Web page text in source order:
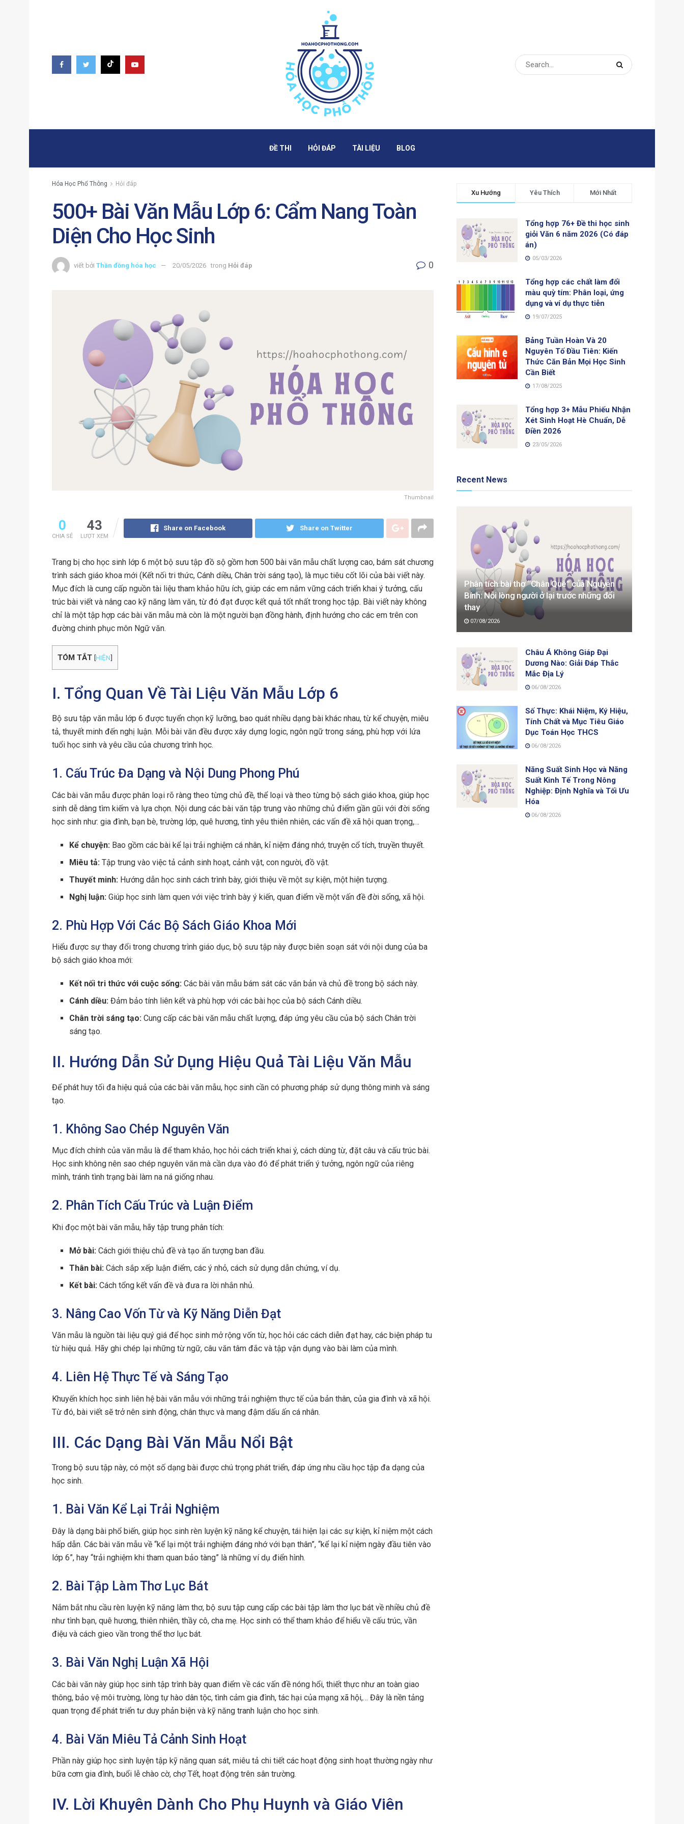
ĐỀ THI HỎI ĐÁP TÀI LIỆU BLOG
Hóa Học Phổ Thông Hỏi đáp
500+ Bài Văn Mẫu Lớp 6: Cẩm Nang Toàn
Diện Cho Học Sinh
viết bởi Thần đồng hóa học 20/05/2026 trong Hỏi đáp 0
Thumbnail
0
CHIA SẺ
43
LƯỢT XEM
Share on Facebook Share on Twitter
Trang bị cho học sinh lớp 6 một bộ sưu tập đồ sộ gồm hơn 500 bài văn mẫu chất lượng cao, bám sát chương
trình sách giáo khoa mới (Kết nối tri thức, Cánh diều, Chân trời sáng tạo), là mục tiêu cốt lõi của bài viết này.
Mục đích là cung cấp nguồn tài liệu tham khảo hữu ích, giúp các em nắm vững cách triển khai ý tưởng, cấu
trúc bài viết và nâng cao kỹ năng làm văn, từ đó đạt được kết quả tốt nhất trong học tập. Bài viết này không
chỉ là một tập hợp các bài văn mẫu mà còn là một người bạn đồng hành, định hướng cho các em trên con
đường chinh phục môn Ngữ văn.
TÓM TẮT [HIỆN]
I. Tổng Quan Về Tài Liệu Văn Mẫu Lớp 6
Bộ sưu tập văn mẫu lớp 6 được tuyển chọn kỹ lưỡng, bao quát nhiều dạng bài khác nhau, từ kể chuyện, miêu
tả, thuyết minh đến nghị luận. Mỗi bài văn đều được xây dựng logic, ngôn ngữ trong sáng, phù hợp với lứa
tuổi học sinh và yêu cầu của chương trình học.
1. Cấu Trúc Đa Dạng và Nội Dung Phong Phú
Các bài văn mẫu được phân loại rõ ràng theo từng chủ đề, thể loại và theo từng bộ sách giáo khoa, giúp học
sinh dễ dàng tìm kiếm và lựa chọn. Nội dung các bài văn tập trung vào những chủ điểm gần gũi với đời sống
học sinh như: gia đình, bạn bè, trường lớp, quê hương, tình yêu thiên nhiên, các vấn đề xã hội quan trọng,…
Kể chuyện: Bao gồm các bài kể lại trải nghiệm cá nhân, kỉ niệm đáng nhớ, truyện cổ tích, truyền thuyết.
Miêu tả: Tập trung vào việc tả cảnh sinh hoạt, cảnh vật, con người, đồ vật.
Thuyết minh: Hướng dẫn học sinh cách trình bày, giới thiệu về một sự kiện, một hiện tượng.
Nghị luận: Giúp học sinh làm quen với việc trình bày ý kiến, quan điểm về một vấn đề đời sống, xã hội.
2. Phù Hợp Với Các Bộ Sách Giáo Khoa Mới
Hiểu được sự thay đổi trong chương trình giáo dục, bộ sưu tập này được biên soạn sát với nội dung của ba
bộ sách giáo khoa mới:
Kết nối tri thức với cuộc sống: Các bài văn mẫu bám sát các văn bản và chủ đề trong bộ sách này.
Cánh diều: Đảm bảo tính liên kết và phù hợp với các bài học của bộ sách Cánh diều.
Chân trời sáng tạo: Cung cấp các bài văn mẫu chất lượng, đáp ứng yêu cầu của bộ sách Chân trời
sáng tạo.
II. Hướng Dẫn Sử Dụng Hiệu Quả Tài Liệu Văn Mẫu
Để phát huy tối đa hiệu quả của các bài văn mẫu, học sinh cần có phương pháp sử dụng thông minh và sáng
tạo.
1. Không Sao Chép Nguyên Văn
Mục đích chính của văn mẫu là để tham khảo, học hỏi cách triển khai ý, cách dùng từ, đặt câu và cấu trúc bài.
Học sinh không nên sao chép nguyên văn mà cần dựa vào đó để phát triển ý tưởng, ngôn ngữ của riêng
mình, tránh tình trạng bài làm na ná giống nhau.
2. Phân Tích Cấu Trúc và Luận Điểm
Khi đọc một bài văn mẫu, hãy tập trung phân tích:
Mở bài: Cách giới thiệu chủ đề và tạo ấn tượng ban đầu.
Thân bài: Cách sắp xếp luận điểm, các ý nhỏ, cách sử dụng dẫn chứng, ví dụ.
Kết bài: Cách tổng kết vấn đề và đưa ra lời nhắn nhủ.
3. Nâng Cao Vốn Từ và Kỹ Năng Diễn Đạt
Văn mẫu là nguồn tài liệu quý giá để học sinh mở rộng vốn từ, học hỏi các cách diễn đạt hay, các biện pháp tu
từ hiệu quả. Hãy ghi chép lại những từ ngữ, câu văn tâm đắc và tập vận dụng vào bài làm của mình.
4. Liên Hệ Thực Tế và Sáng Tạo
Khuyến khích học sinh liên hệ bài văn mẫu với những trải nghiệm thực tế của bản thân, của gia đình và xã hội.
Từ đó, bài viết sẽ trở nên sinh động, chân thực và mang đậm dấu ấn cá nhân.
III. Các Dạng Bài Văn Mẫu Nổi Bật
Trong bộ sưu tập này, có một số dạng bài được chú trọng phát triển, đáp ứng nhu cầu học tập đa dạng của
học sinh.
1. Bài Văn Kể Lại Trải Nghiệm
Đây là dạng bài phổ biến, giúp học sinh rèn luyện kỹ năng kể chuyện, tái hiện lại các sự kiện, kỉ niệm một cách
hấp dẫn. Các bài văn mẫu về “kể lại một trải nghiệm đáng nhớ với bạn thân”, “kể lại kỉ niệm ngày đầu tiên vào
lớp 6”, hay “trải nghiệm khi tham quan bảo tàng” là những ví dụ điển hình.
2. Bài Tập Làm Thơ Lục Bát
Nắm bắt nhu cầu rèn luyện kỹ năng làm thơ, bộ sưu tập cung cấp các bài tập làm thơ lục bát về nhiều chủ đề
như tình bạn, quê hương, thiên nhiên, thầy cô, cha mẹ. Học sinh có thể tham khảo để hiểu về cấu trúc, vần
điệu và cách gieo vần trong thể thơ lục bát.
3. Bài Văn Nghị Luận Xã Hội
Các bài văn này giúp học sinh tập trình bày quan điểm về các vấn đề nóng hổi, thiết thực như an toàn giao
thông, bảo vệ môi trường, lòng tự hào dân tộc, tình cảm gia đình, tác hại của mạng xã hội,… Đây là nền tảng
quan trọng để phát triển tư duy phản biện và kỹ năng tranh luận cho học sinh.
4. Bài Văn Miêu Tả Cảnh Sinh Hoạt
Phần này giúp học sinh luyện tập kỹ năng quan sát, miêu tả chi tiết các hoạt động sinh hoạt thường ngày như
bữa cơm gia đình, buổi lễ chào cờ, chợ Tết, hoạt động trên sân trường.
IV. Lời Khuyên Dành Cho Phụ Huynh và Giáo Viên
Xu Hướng Yêu Thích Mới Nhất
Tổng hợp 76+ Đề thi học sinh
giỏi Văn 6 năm 2026 (Có đáp
án)
05/03/2026
Tổng hợp các chất làm đổi
màu quỳ tím: Phân loại, ứng
dụng và ví dụ thực tiễn
19/07/2025
Bảng Tuần Hoàn Và 20
Nguyên Tố Đầu Tiên: Kiến
Thức Căn Bản Mọi Học Sinh
Cần Biết
17/08/2025
Tổng hợp 3+ Mẫu Phiếu Nhận
Xét Sinh Hoạt Hè Chuẩn, Dễ
Điền 2026
23/05/2026
Recent News
Phân tích bài thơ “Chân Quê” của Nguyễn
Bính: Nỗi lòng người ở lại trước những đổi
thay
07/08/2026
Châu Á Không Giáp Đại
Dương Nào: Giải Đáp Thắc
Mắc Địa Lý
06/08/2026
Số Thực: Khái Niệm, Ký Hiệu,
Tính Chất và Mục Tiêu Giáo
Dục Toán Học THCS
06/08/2026
Năng Suất Sinh Học và Năng
Suất Kinh Tế Trong Nông
Nghiệp: Định Nghĩa và Tối Ưu
Hóa
06/08/2026